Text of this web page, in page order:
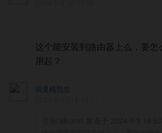
这个能安装到路由器上么，要
用起？
我是模范生